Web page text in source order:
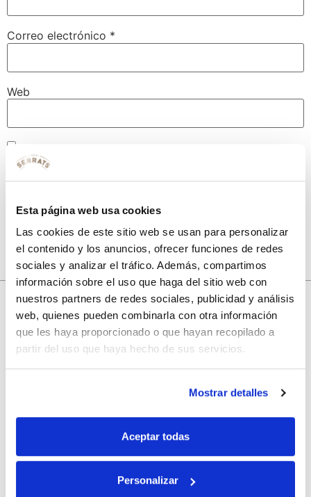
Esta página web usa cookies
Las cookies de este sitio web se usan para personalizar
el contenido y los anuncios, ofrecer funciones de redes
sociales y analizar el tráfico. Además, compartimos
información sobre el uso que haga del sitio web con
nuestros partners de redes sociales, publicidad y análisis
web, quienes pueden combinarla con otra información
que les haya proporcionado o que hayan recopilado a
partir del uso que haya hecho de sus servicios.
Mostrar detalles
Aceptar todas
Personalizar
Correo electrónico *
Web
Guarda mi nombre, correo electrónico y web en este
navegador para la próxima vez que comente.
10% de descuento
con tu primera compra.
Apúntatea nuestra newsletter para recibir nuestrasofertasy
un 10% de descuentoen tu primera compra.